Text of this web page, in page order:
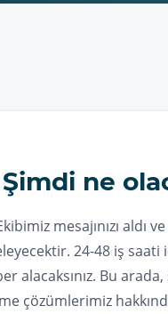
Şimdi ne
mesajınızı aldı
24-48 iş saati
alacaksınız. Bu
çözümlerimiz